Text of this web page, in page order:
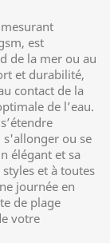
est
de la mer ou au
et durabilité,
contact de la
de l’eau.
ou se
élégant et sa
et à toutes
journée en
de plage
votre